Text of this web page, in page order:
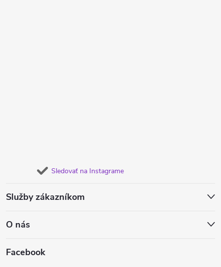
Sledovať na Instagrame
Služby zákazníkom
O nás
Facebook